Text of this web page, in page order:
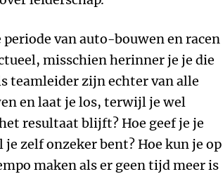
van auto-bouwen en racen
misschien herinner je je die
teamleider zijn echter van alle
en laat je los, terwijl je wel
resultaat blijft? Hoe geef je je
zelf onzeker bent? Hoe kun je op
maken als er geen tijd meer is